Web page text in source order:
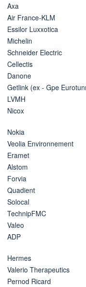
Axa
Air France-KLM
Essilor Luxxotica
Michelin
Schneider Electric
Cellectis
Danone
Getlink (ex - Gpe
LVMH
Nicox
Nokia
Veolia Environnement
Eramet
Alstom
Forvia
Quadient
Solocal
TechnipFMC
Valeo
ADP
Hermes
Valerio Therapeutics
Pernod Ricard